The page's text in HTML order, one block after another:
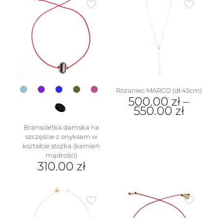
Bransoletka damska na
szczęście z onyksem w
kształcie stożka (kamień
mądrości)
310.00 zł
wariantów.
Różaniec MARCO (dł 45cm)
500.00 zł –
550.00 zł
na
stronie
produktu